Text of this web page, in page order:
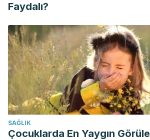
Faydalı?
SAĞLIK
Çocuklarda En Yaygın